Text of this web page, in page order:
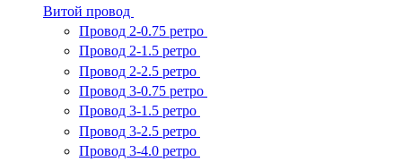
Витой провод
Провод 2-0.75 ретро
Провод 2-1.5 ретро
Провод 2-2.5 ретро
Провод 3-0.75 ретро
Провод 3-1.5 ретро
Провод 3-2.5 ретро
Провод 3-4.0 ретро